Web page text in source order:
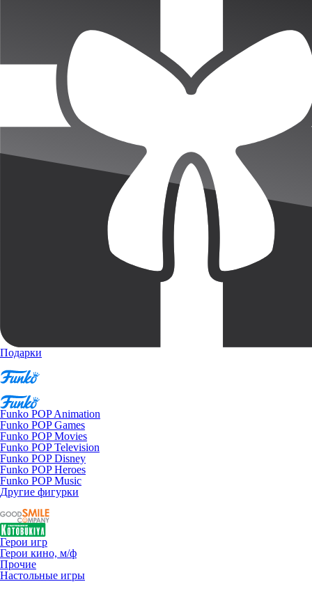
Подарки
Funko POP Animation
Funko POP Games
Funko POP Movies
Funko POP Television
Funko POP Disney
Funko POP Heroes
Funko POP Music
Другие фигурки
Герои игр
Герои кино, м/ф
Прочие
Настольные игры